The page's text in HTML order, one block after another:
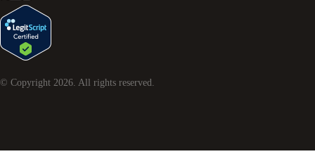
© Copyright 2026. All rights reserved.